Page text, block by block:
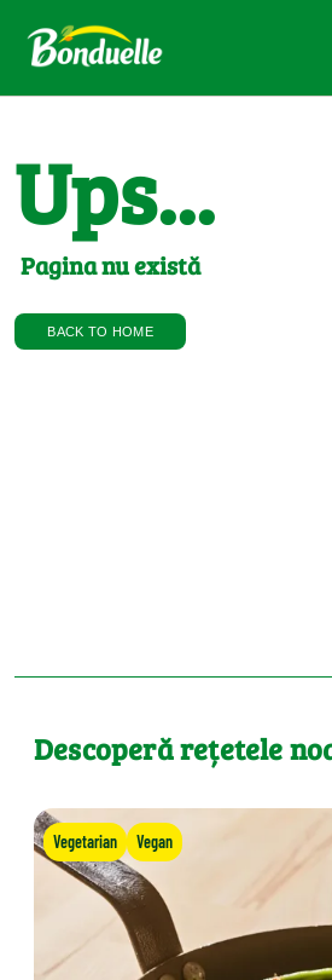
Ups...
Pagina nu există
BACK TO HOME
Descoperă rețetele
Vegetarian Vegan